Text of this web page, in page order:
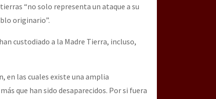
“no solo representa un ataque a su
originario”.
custodiado a la Madre Tierra, incluso,
en las cuales existe una amplia
que han sido desaparecidos. Por si fuera